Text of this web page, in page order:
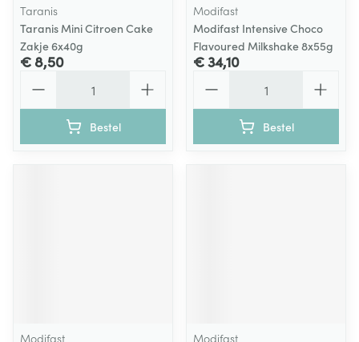
Taranis
Taranis Mini Citroen Cake
Zakje 6x40g
€ 8,50
Bestel
Modifast
Modifast Intensive Choco
Flavoured Milkshake 8x55g
€ 34,10
Bestel
Modifast Modifast